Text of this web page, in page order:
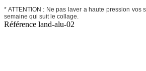
* ATTENTION : Ne pas laver a haute pression vos
semaine qui suit le collage.
Référence land-alu-02